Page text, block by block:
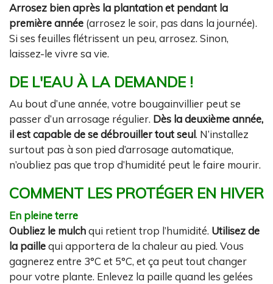
Arrosez bien après la plantation et pendant la
première année (arrosez le soir, pas dans la journée).
Si ses feuilles flétrissent un peu, arrosez. Sinon,
laissez-le vivre sa vie.
DE L'EAU À LA DEMANDE !
Au bout d’une année, votre bougainvillier peut se
passer d’un arrosage régulier. Dès la deuxième année,
il est capable de se débrouiller tout seul. N’installez
surtout pas à son pied d’arrosage automatique,
n’oubliez pas que trop d’humidité peut le faire mourir.
COMMENT LES PROTÉGER EN HIVER
En pleine terre
Oubliez le mulchqui retient trop l’humidité. Utilisez de
la paillequi apportera de la chaleur au pied. Vous
gagnerez entre 3°C et 5°C, et ça peut tout changer
pour votre plante. Enlevez la paille quand les gelées